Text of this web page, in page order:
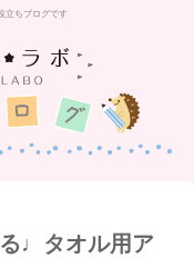
立ちブログです
♩タオル用ア